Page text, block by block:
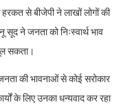
हरकत से बीजेपी ने लाखों लोगों की
ने जनता को निःस्वार्थ भाव
सकता।
की भावनाओं से कोई सरोकार
के लिए उनका धन्यवाद कर रहा